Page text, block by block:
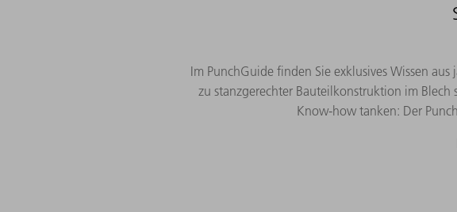
Im PunchGuide finden Sie exklusives Wissen
zu stanzgerechter Bauteilkonstruktion im
Know-how tanken: Der